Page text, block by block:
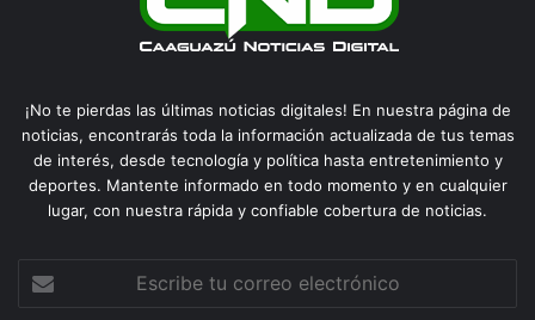
¡No te pierdas las últimas noticias digitales! En nuestra página de
noticias, encontrarás toda la información actualizada de tus temas
de interés, desde tecnología y política hasta entretenimiento y
deportes. Mantente informado en todo momento y en cualquier
lugar, con nuestra rápida y confiable cobertura de noticias.
tu